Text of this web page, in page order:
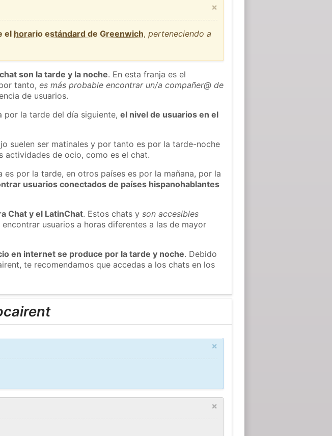
×
el horario estándard de Greenwich,perteneciendo a
son la tarde y la noche. En esta franja es el
tanto,es más probable encontrar un/a compañer@ de
de usuarios.
por la tarde del día siguiente,el nivel de usuarios en el
suelen ser matinales y por tanto es por la tarde-noche
actividades de ocio, como es el chat.
por la tarde, en otros países es por la mañana, por la
usuarios conectados de países hispanohablantes
Chat y el LatinChat. Estos chats yson accesibles
usuarios a horas diferentes a las de mayor
en internet se produce por la tarde y noche. Debido
te recomendamos que accedas a los chats en los
×
×